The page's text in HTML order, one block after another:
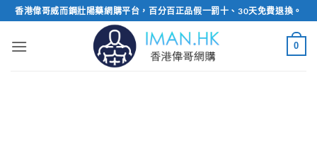
Skip
to
content
香港偉哥威而鋼壯陽藥網購平台，百分百正品假一罰十、30天免費退換。
0